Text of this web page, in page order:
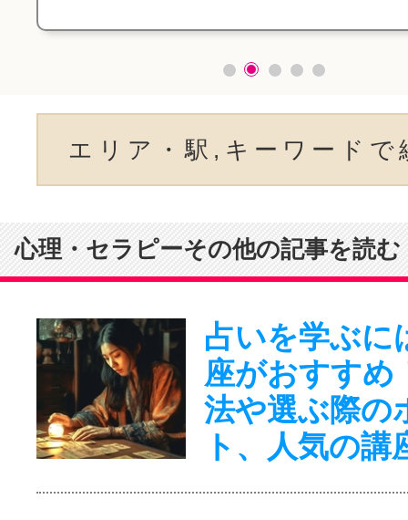
エリア・駅,キーワードで
心理・セラピーその他の記事を読む
占いを学ぶに
座がおすすめ
法や選ぶ際の
ト、人気の講